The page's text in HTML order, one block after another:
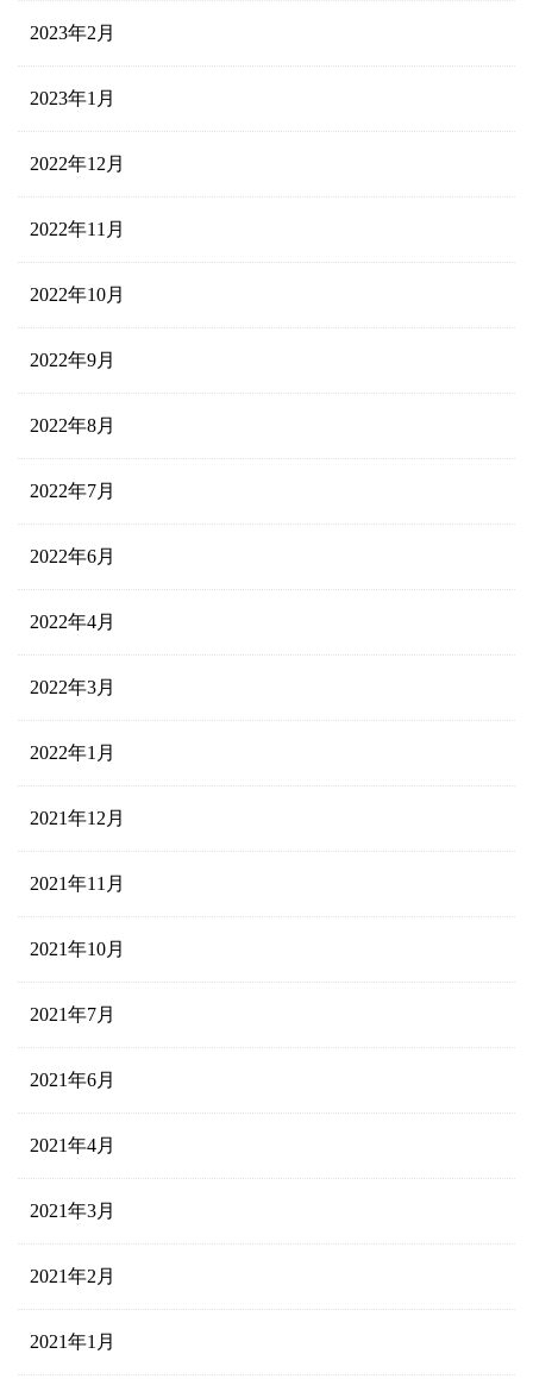
2023年2月
2023年1月
2022年12月
2022年11月
2022年10月
2022年9月
2022年8月
2022年7月
2022年6月
2022年4月
2022年3月
2022年1月
2021年12月
2021年11月
2021年10月
2021年7月
2021年6月
2021年4月
2021年3月
2021年2月
2021年1月